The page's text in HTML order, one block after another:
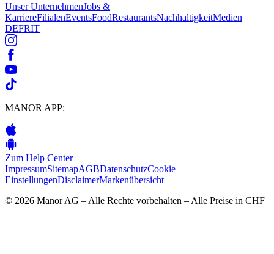
Unser UnternehmenJobs &
KarriereFilialenEventsFoodRestaurantsNachhaltigkeitMedien
DEFRIT
MANOR APP:
Zum Help Center
ImpressumSitemapAGBDatenschutzCookie
EinstellungenDisclaimerMarkenübersicht–
© 2026 Manor AG – Alle Rechte vorbehalten – Alle Preise in CHF